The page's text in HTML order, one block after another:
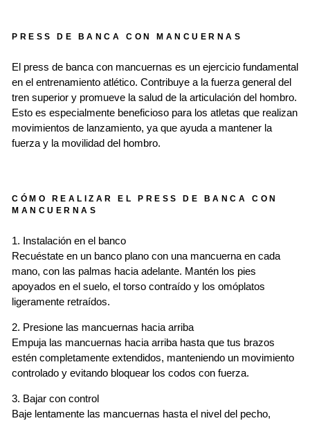
PRESS DE BANCA CON MANCUERNAS
El press de banca con mancuernas es un ejercicio fundamental
en el entrenamiento atlético. Contribuye a la fuerza general del
tren superior y promueve la salud de la articulación del hombro.
Esto es especialmente beneficioso para los atletas que realizan
movimientos de lanzamiento, ya que ayuda a mantener la
fuerza y ​​la movilidad del hombro.
CÓMO REALIZAR EL PRESS DE BANCA CON
MANCUERNAS
1. Instalación en el banco
Recuéstate en un banco plano con una mancuerna en cada
mano, con las palmas hacia adelante. Mantén los pies
apoyados en el suelo, el torso contraído y los omóplatos
ligeramente retraídos.
2. Presione las mancuernas hacia arriba
Empuja las mancuernas hacia arriba hasta que tus brazos
estén completamente extendidos, manteniendo un movimiento
controlado y evitando bloquear los codos con fuerza.
3. Bajar con control
Baje lentamente las mancuernas hasta el nivel del pecho,